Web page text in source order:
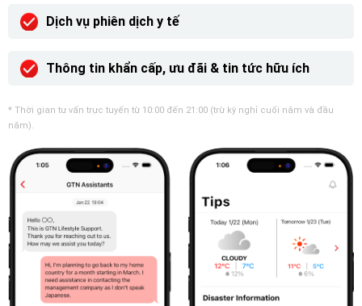
Dịch vụ phiên dịch y tế
Thông tin khẩn cấp, ưu đãi & tin tức hữu ích
* Thời gian tư vấn trực tuyến từ 10:00 đến 21:00 (trừ kỳ nghỉ cuối năm và đầu
năm).